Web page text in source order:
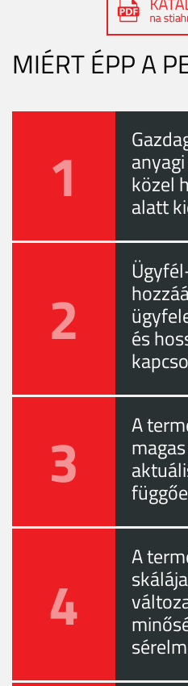
MIÉRT ÉPP A
1 közel
alatt
2 és
3 A
4
A